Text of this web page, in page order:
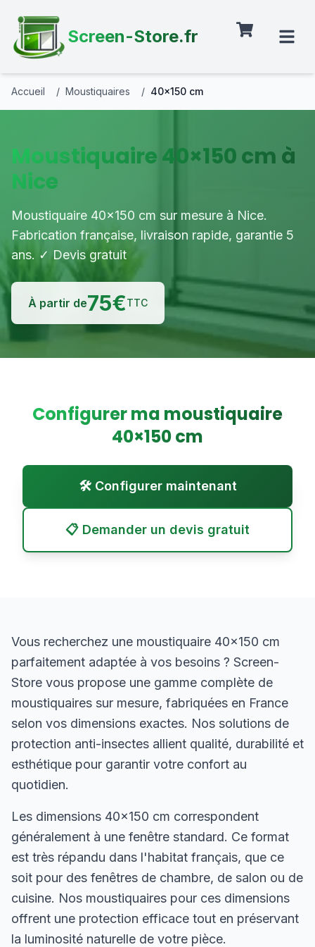
Screen-Store.fr
Accueil / Moustiquaires / 40×150 cm
Moustiquaire 40×150 cm à
Nice
Moustiquaire 40×150 cm sur mesure à Nice.
Fabrication française, livraison rapide, garantie 5
ans. ✓ Devis gratuit
À partir de75€TTC
Configurer ma moustiquaire
40×150cm
🛠️ Configurer maintenant
📋 Demander un devis gratuit
Vous recherchez une moustiquaire 40×150 cm
parfaitement adaptée à vos besoins ? Screen-
Store vous propose une gamme complète de
moustiquaires sur mesure, fabriquées en France
selon vos dimensions exactes. Nos solutions de
protection anti-insectes allient qualité, durabilité et
esthétique pour garantir votre confort au
quotidien.
Les dimensions 40×150 cm correspondent
généralement à une fenêtre standard. Ce format
est très répandu dans l'habitat français, que ce
soit pour des fenêtres de chambre, de salon ou de
cuisine. Nos moustiquaires pour ces dimensions
offrent une protection efficace tout en préservant
la luminosité naturelle de votre pièce.